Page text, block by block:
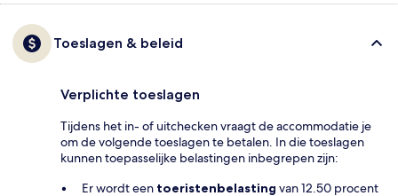
Toeslagen & beleid
Verplichte toeslagen
Tijdens het in- of uitchecken vraagt de accommodatie je
om de volgende toeslagen te betalen. In die toeslagen
kunnen toepasselijke belastingen inbegrepen zijn:
Er wordt een toeristenbelasting van 12.50 procent